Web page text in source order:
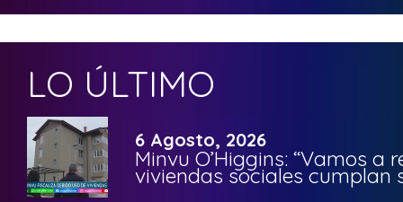
LO ÚLTIMO
6 Agosto, 2026
Minvu O’Higgins: “Vamos a
viviendas sociales cumplan